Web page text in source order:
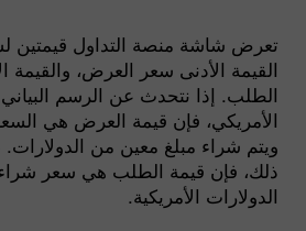
تعرض شاشة منصة التداول قيمتين
القيمة الأدنى سعر العرض،
الطلب. إذا نتحدث عن الرسم البياني
الأمريكي، فإن قيمة العرض هي
ويتم شراء مبلغ معين من
ذلك، فإن قيمة الطلب هي سعر شراء
الدولارات الأمريكية.